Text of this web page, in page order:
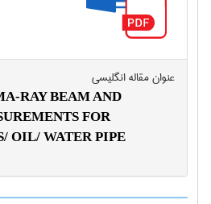
عنوان مقاله انگليسی
RAY BEAM AND
FOR
OIL/ WATER PIPE